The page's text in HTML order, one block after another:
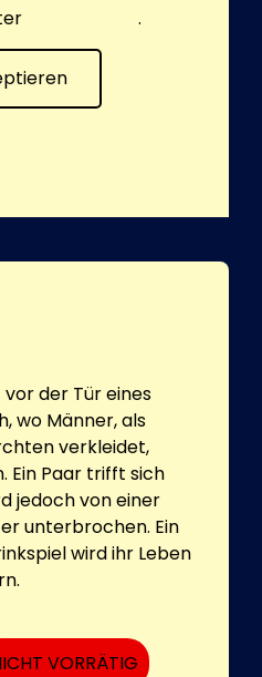
.
der Tür eines
wo Männer, als
verkleidet,
Ein Paar trifft sich
jedoch von einer
unterbrochen. Ein
wird ihr Leben
VORRÄTIG